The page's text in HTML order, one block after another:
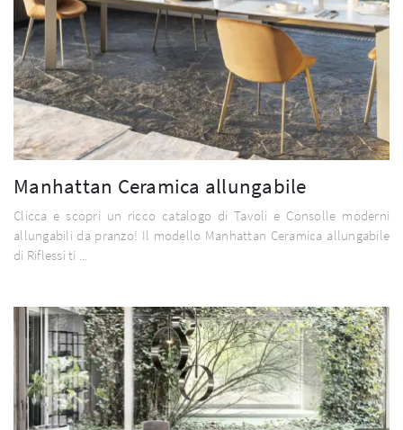
Manhattan Ceramica allungabile
Clicca e scopri un ricco catalogo di Tavoli e Consolle moderni
allungabili da pranzo! Il modello Manhattan Ceramica allungabile
di Riflessi ti ...